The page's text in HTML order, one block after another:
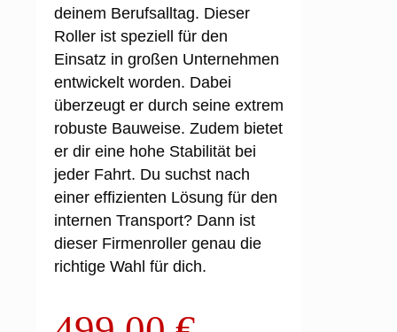
deinem Berufsalltag. Dieser
Roller ist speziell für den
Einsatz in großen Unternehmen
entwickelt worden. Dabei
überzeugt er durch seine extrem
robuste Bauweise. Zudem bietet
er dir eine hohe Stabilität bei
jeder Fahrt. Du suchst nach
einer effizienten Lösung für den
internen Transport? Dann ist
dieser Firmenroller genau die
richtige Wahl für dich.